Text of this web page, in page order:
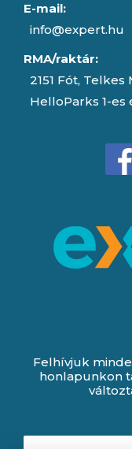
E-mail:
info@expert.hu
RMA/raktár:
2151 Fót, Telkes
HelloParks 1-
Felhívjuk
honlapunkon